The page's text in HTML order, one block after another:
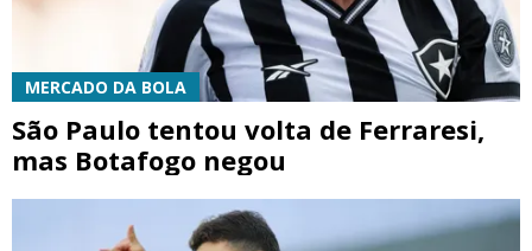
MERCADO DA BOLA
São Paulo tentou volta de Ferraresi,
mas Botafogo negou